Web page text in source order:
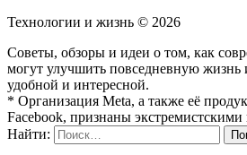
Технологии и жизнь © 2026
Советы, обзоры и идеи о том, как
могут улучшить повседневную жизнь
удобной и интересной.
* Организация Meta, а также её
Facebook, признаны
Найти: